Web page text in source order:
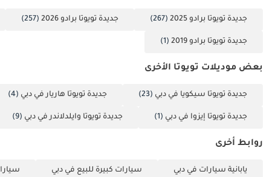
جديدة تويوتا برادو 2025 (267) جديدة تويوتا برادو 2026 (257)
جديدة تويوتا برادو 2019 (1)
بعض موديلات تويوتا الأخرى
جديدة تويوتا سيكويا في دبي (23) جديدة تويوتا هاريار في دبي (4)
جديدة تويوتا إيزوا في دبي (1) جديدة تويوتا وايلدلاندر في دبي (9)
روابط أخرى
يابانية سيارات في دبي سيارات كبيرة للبيع في دبي